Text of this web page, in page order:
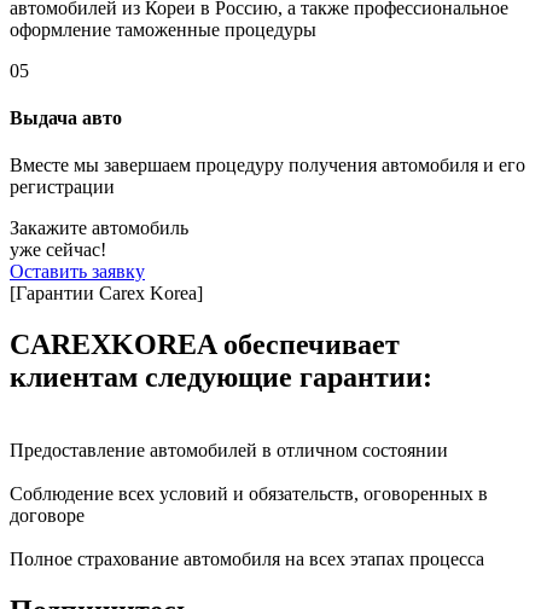
автомобилей из Кореи в Россию, а также профессиональное
оформление таможенные процедуры
05
Выдача авто
Вместе мы завершаем процедуру получения автомобиля и его
регистрации
Закажите автомобиль
уже сейчас!
Оставить заявку
[Гарантии Carex Korea]
CAREXKOREA обеспечивает
клиентам следующие гарантии:
Предоставление автомобилей в отличном состоянии
Соблюдение всех условий и обязательств, оговоренных в
договоре
Полное страхование автомобиля на всех этапах процесса